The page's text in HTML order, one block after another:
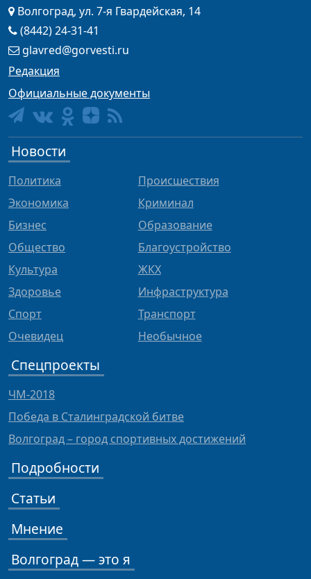
Волгоград, ул. 7-я Гвардейская, 14
(8442) 24-31-41
glavred@gorvesti.ru
Редакция
Официальные документы
Новости
Политика
Экономика
Бизнес
Общество
Культура
Здоровье
Спорт
Очевидец
Происшествия
Криминал
Образование
Благоустройство
ЖКХ
Инфраструктура
Транспорт
Необычное
Спецпроекты
ЧМ-2018
Победа в Сталинградской битве
Волгоград – город спортивных достижений
Подробности
Статьи
Мнение
Волгоград — это я